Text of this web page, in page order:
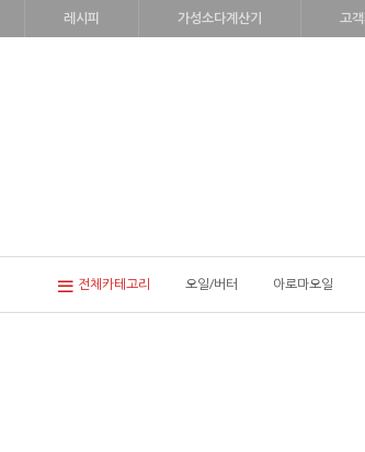
레시피 가성소다계산기 고
전체카테고리 오일/버터 아로마오일